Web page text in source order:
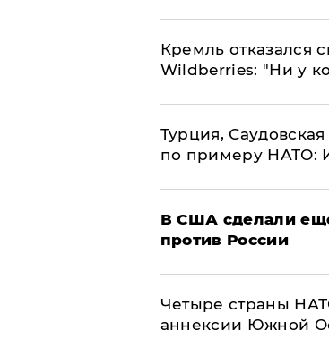
Кремль отказался
Wildberries: "Ни у
Турция,
по примеру НАТО:
В США сделали
против России
Четыре страны
аннексии Южной